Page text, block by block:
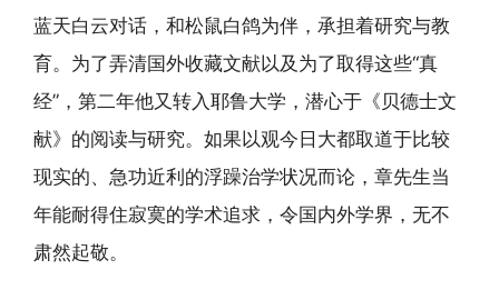
蓝天白云对话，和松鼠白鸽为伴，承担着研究与教
育。为了弄清国外收藏文献以及为了取得这些“真
经”，第二年他又转入耶鲁大学，潜心于《贝德士文
献》的阅读与研究。如果以观今日大都取道于比较
现实的、急功近利的浮躁治学状况而论，章先生当
年能耐得住寂寞的学术追求，令国内外学界，无不
肃然起敬。